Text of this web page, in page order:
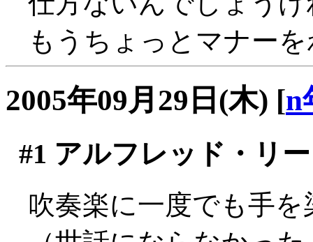
もうちょっとマナー
2005年09月29日(木) [n
#1 アルフレッド・リ
吹奏楽に一度でも手